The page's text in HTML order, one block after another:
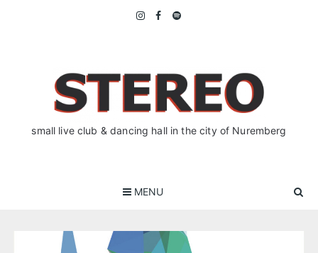
small live club & dancing hall in the city of Nuremberg
MENU